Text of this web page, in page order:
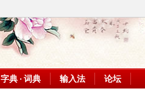
字典 · 词典 输入法 论坛